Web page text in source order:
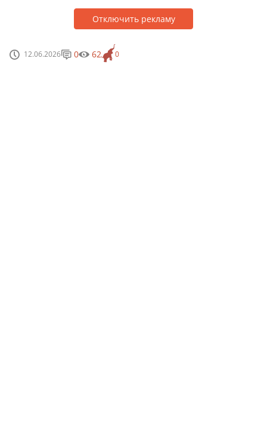
Отключить рекламу
12.06.2026 0
0 62